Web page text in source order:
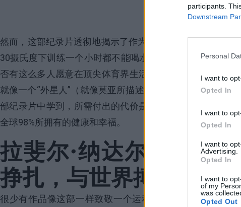
participants.
Downstream
Personal
I want to
Opted In
I want to
Opted In
I want to
Advertising.
Opted In
I want to
of my
was
Opted Out
然而，这部纪录片透彻地揭示了作为拉斐尔·纳达尔必须承
30摄氏度下训练一个小时都不能喝水？是否有这么多人愿
否有这么多人愿意在顶尖体育界生活并携带一种先天疾病
就像一个“外星人”（就像莫亚所描述的那样）？我认为并不
部纪录片中学到，所需付出的代价是
全球98%所拥有的健康和幸福。
拉斐尔·纳达尔的纪录
挣扎，与世界搏斗
很少有作品像这部一样致敬一个运动员如此 技术和视觉上